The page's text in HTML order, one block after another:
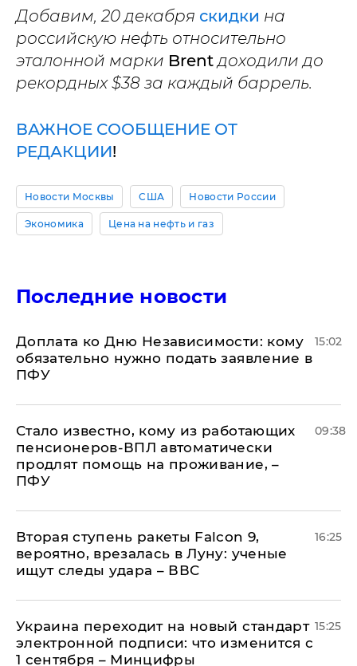
Добавим, 20 декабря скидки на
российскую нефть относительно
эталонной марки Brent доходили до
рекордных $38 за каждый баррель.
ВАЖНОЕ СООБЩЕНИЕ ОТ
РЕДАКЦИИ!
Новости Москвы США Новости России
Экономика Цена на нефть и газ
Последние новости
Доплата ко Дню Независимости: кому
обязательно нужно подать заявление в
ПФУ
15:02
Стало известно, кому из работающих
пенсионеров-ВПЛ автоматически
продлят помощь на проживание, –
ПФУ
09:38
Вторая ступень ракеты Falcon 9,
вероятно, врезалась в Луну: ученые
ищут следы удара – ВВС
16:25
Украина переходит на новый стандарт
электронной подписи: что изменится с
1 сентября – Минцифры
15:25